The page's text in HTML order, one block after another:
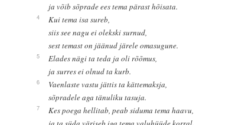
ja võib sõprade ees tema pärast hõisata.
4
Kui tema isa sureb,
siis see nagu ei olekski surnud,
sest temast on jäänud järele omasugune.
5
Elades nägi ta teda ja oli rõõmus,
ja surres ei olnud ta kurb.
6
Vaenlaste vastu jättis ta kättemaksja,
sõpradele aga tänuliku tasuja.
7
Kes poega hellitab, peab siduma tema haavu,